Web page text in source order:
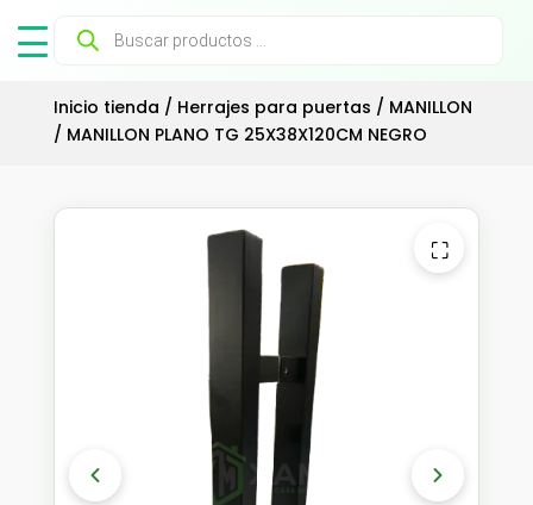
Búsqueda
productos
Inicio tienda / Herrajes para puertas / MANILLON
/ MANILLON PLANO TG 25X38X120CM NEGRO
⛶